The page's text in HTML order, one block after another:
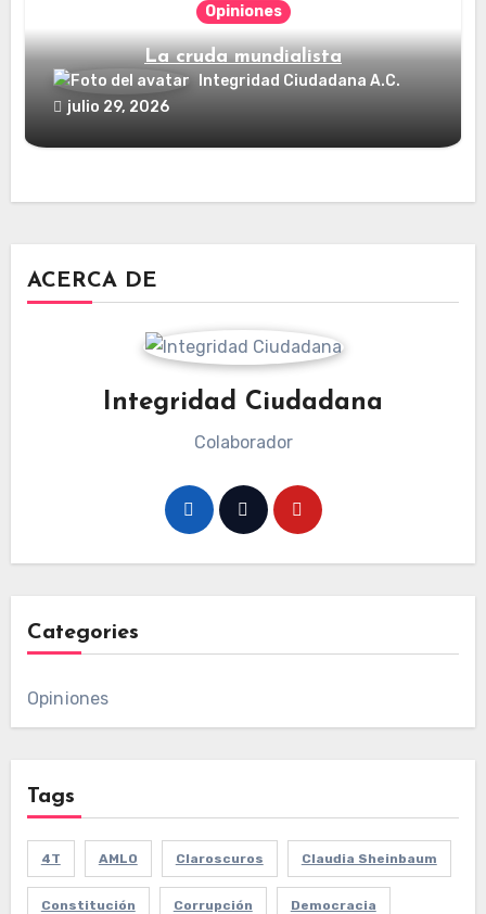
Opiniones
La cruda mundialista
Integridad Ciudadana A.C.
julio 29, 2026
ACERCA DE
Integridad Ciudadana
Colaborador
Categories
Opiniones
Tags
4T AMLO Claroscuros Claudia Sheinbaum
Constitución Corrupción Democracia